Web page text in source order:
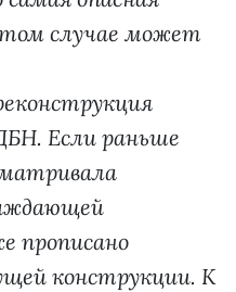
случае может
Если раньше
прописано
конструкции. К